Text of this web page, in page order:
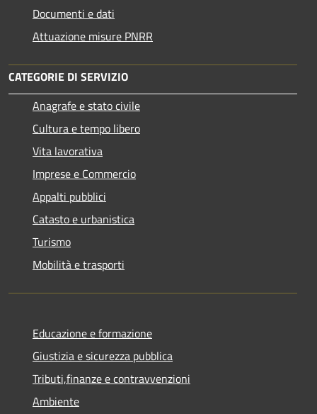
Documenti e dati
Attuazione misure PNRR
CATEGORIE DI SERVIZIO
Anagrafe e stato civile
Cultura e tempo libero
Vita lavorativa
Imprese e Commercio
Appalti pubblici
Catasto e urbanistica
Turismo
Mobilità e trasporti
Educazione e formazione
Giustizia e sicurezza pubblica
Tributi,finanze e contravvenzioni
Ambiente